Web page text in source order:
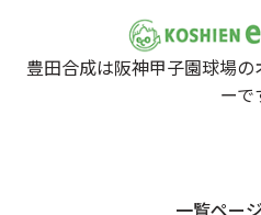
豊田合成は阪神甲子園球場
ーで
一覧ペー